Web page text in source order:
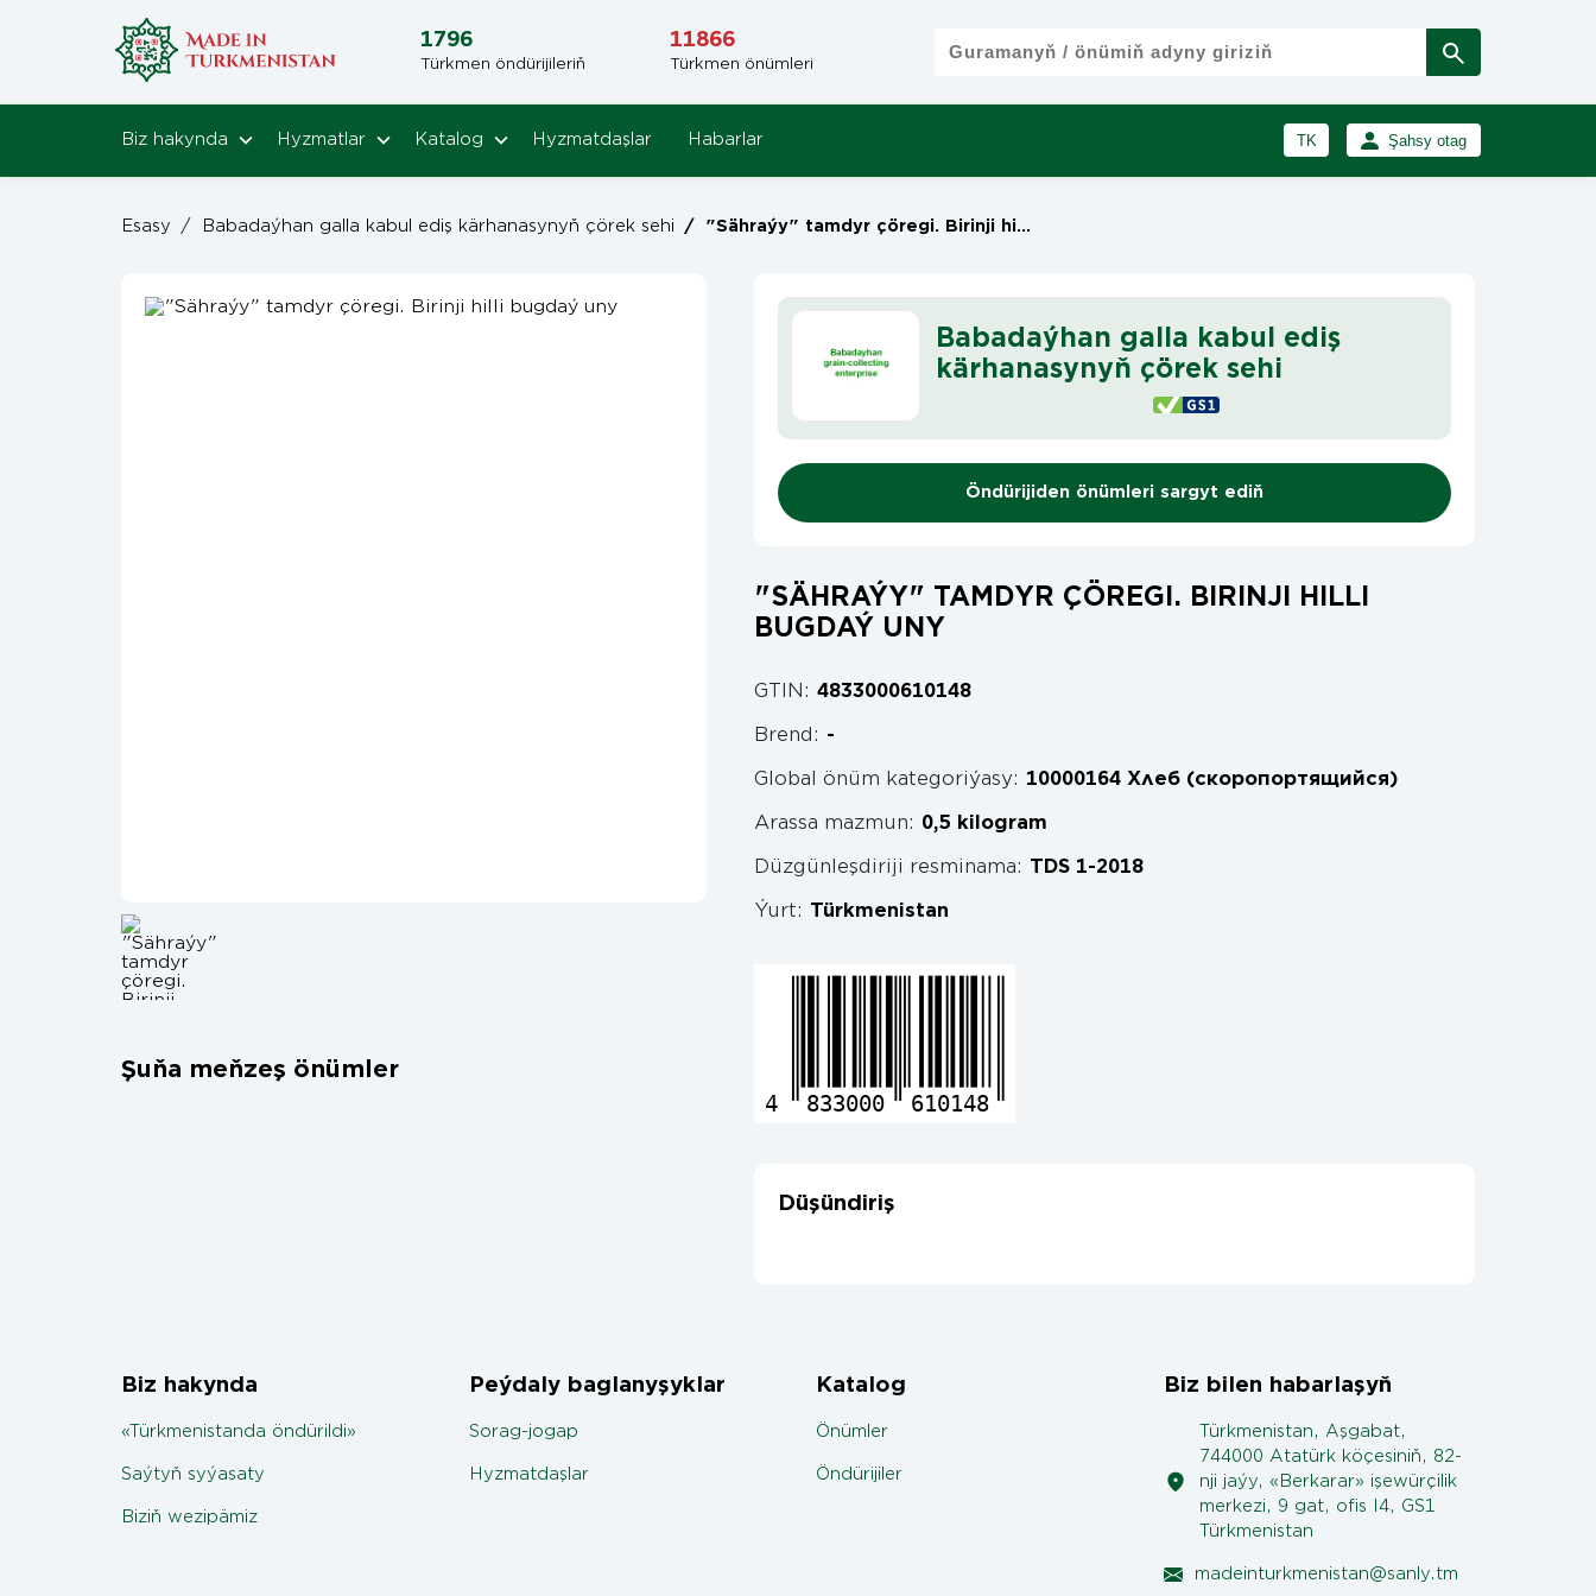
1796
Türkmen öndürijileriň
11866
Türkmen önümleri
Biz hakynda Hyzmatlar Katalog Hyzmatdaşlar Habarlar TK
RU
Şahsy otag
Esasy / Babadaýhan galla kabul ediş kärhanasynyň çörek sehi / "Sähraýy" tamdyr çöregi. Birinji hilli bugdaý uny
Şuňa meňzeş önümler
Babadaýhan galla kabul ediş
kärhanasynyň çörek sehi
Öndürijiden önümleri sargyt ediň
"SÄHRAÝY" TAMDYR ÇÖREGI. BIRINJI HILLI
BUGDAÝ UNY
GTIN: 4833000610148
Brend: -
Global önüm kategoriýasy: 10000164 Хлеб (скоропортящийся)
Arassa mazmun: 0,5 kilogram
Düzgünleşdiriji resminama: TDS 1-2018
Ýurt: Türkmenistan
4 833000 610148
Düşündiriş
Biz hakynda
«Türkmenistanda öndürildi»
Saýtyň syýasaty
Biziň wezipämiz
Peýdaly baglanyşyklar
Sorag-jogap
Hyzmatdaşlar
Katalog
Önümler
Öndürijiler
Biz bilen habarlaşyň
Türkmenistan, Aşgabat,
744000 Atatürk köçesiniň, 82-
nji jaýy, «Berkarar» işewürçilik
merkezi, 9 gat, ofis I4, GS1
Türkmenistan
madeinturkmenistan@sanly.tm